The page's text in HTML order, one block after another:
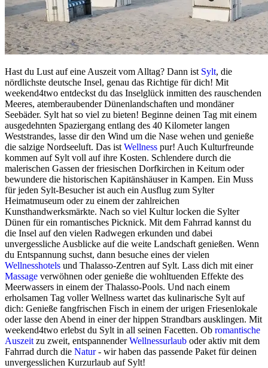
Hast du Lust auf eine Auszeit vom Alltag? Dann ist Sylt, die
nördlichste deutsche Insel, genau das Richtige für dich! Mit
weekend4two entdeckst du das Inselglück inmitten des rauschenden
Meeres, atemberaubender Dünenlandschaften und mondäner
Seebäder. Sylt hat so viel zu bieten! Beginne deinen Tag mit einem
ausgedehnten Spaziergang entlang des 40 Kilometer langen
Weststrandes, lasse dir den Wind um die Nase wehen und genieße
die salzige Nordseeluft. Das ist Wellness pur! Auch Kulturfreunde
kommen auf Sylt voll auf ihre Kosten. Schlendere durch die
malerischen Gassen der friesischen Dorfkirchen in Keitum oder
bewundere die historischen Kapitänshäuser in Kampen. Ein Muss
für jeden Sylt-Besucher ist auch ein Ausflug zum Sylter
Heimatmuseum oder zu einem der zahlreichen
Kunsthandwerksmärkte. Nach so viel Kultur locken die Sylter
Dünen für ein romantisches Picknick. Mit dem Fahrrad kannst du
die Insel auf den vielen Radwegen erkunden und dabei
unvergessliche Ausblicke auf die weite Landschaft genießen. Wenn
du Entspannung suchst, dann besuche eines der vielen
Wellnesshotels und Thalasso-Zentren auf Sylt. Lass dich mit einer
Massage verwöhnen oder genieße die wohltuenden Effekte des
Meerwassers in einem der Thalasso-Pools. Und nach einem
erholsamen Tag voller Wellness wartet das kulinarische Sylt auf
dich: Genieße fangfrischen Fisch in einem der urigen Friesenlokale
oder lasse den Abend in einer der hippen Strandbars ausklingen. Mit
weekend4two erlebst du Sylt in all seinen Facetten. Ob romantische
Auszeit zu zweit, entspannenderWellnessurlaub oder aktiv mit dem
Fahrrad durch die Natur- wir haben das passende Paket für deinen
unvergesslichen Kurzurlaub auf Sylt!